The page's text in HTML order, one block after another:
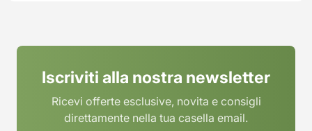
Iscriviti alla nostra newsletter
Ricevi offerte esclusive, novita e consigli
direttamente nella tua casella email.